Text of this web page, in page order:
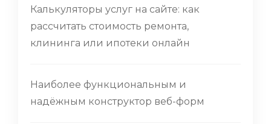
Калькуляторы услуг на сайте: как
рассчитать стоимость ремонта,
клининга или ипотеки онлайн
Наиболее функциональным и
надёжным конструктор веб-форм